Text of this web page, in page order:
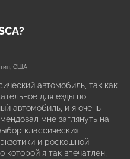
США
автомобиль, так как
для езды по
автомобиль, и я очень
мне заглянуть на
классических
и роскошной
которой я так впечатлен, -